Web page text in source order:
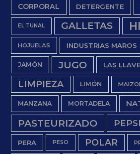
CORPORAL DETERGENTE
EL TUNAL GALLETAS
HOJUELAS INDUSTRIAS MAROS
JAMÓN JUGO LAS
LIMPIEZA LIMÓN
MANZANA MORTADELA
PASTEURIZADO
PERA PESO POLAR